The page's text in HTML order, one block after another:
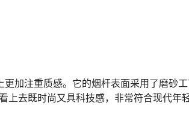
加注重质感。它的烟杆表面采用了磨砂工
上去既时尚又具科技感，非常符合现代年